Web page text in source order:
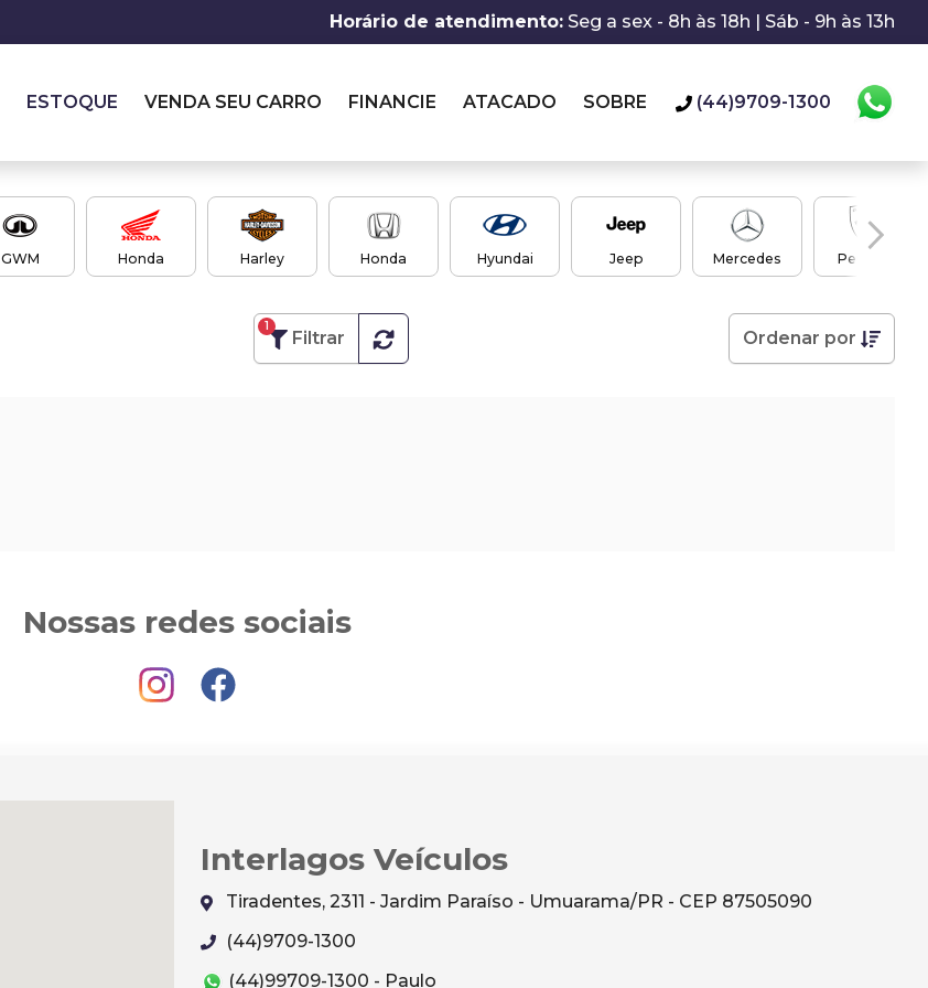
Horário de atendimento: Seg a sex - 8h às 18h | Sáb - 9h às 13h
ESTOQUE VENDA SEU CARRO FINANCIE ATACADO SOBRE (44)9709-1300
GWM Honda Harley Honda Hyundai Jeep Mercedes Peugeot
Filtrar
1
Ordenar por
Nossas redes sociais
Interlagos Veículos
Tiradentes, 2311 - Jardim Paraíso - Umuarama/PR - CEP 87505090
(44)9709-1300
(44)99709-1300 - Paulo